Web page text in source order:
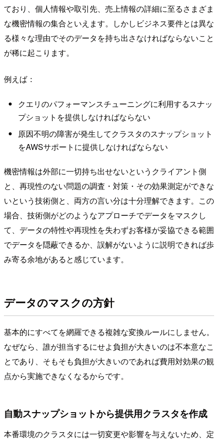
ており、個人情報や取引先、売上情報の詳細に至るさまざま
な機密情報の集合といえます。しかしビジネス要件とは異な
る様々な理由でそのデータを持ち出さなければならないこと
が稀に起こります。
例えば：
クエリのパフォーマンスチューニングに利用するスナッ
プショットを提供しなければならない
原因不明の障害が発生してクラスタのスナップショット
をAWSサポートに提供しなければならない
機密情報は外部に一切持ち出せないというクライアント側
と、再現性のない問題の調査・対策・その効果測定ができな
いという技術側と、両方の言い分は十分理解できます。この
場合、技術側がどのようなアプローチでデータをマスクし
て、データの特性や再現性を失わずお客様が妥協できる範囲
でデータを隠蔽できるか、誤解がないように説明できれば歩
み寄る余地があると感じています。
データのマスクの方針
基本的にすべてを網羅できる複雑な変換ルールにしません。
なぜなら、誰が担当するにせよ負担が大きいのは不本意なこ
とであり、そもそも負担が大きいのであれば費用対効果の観
点から実施できなくなるからです。
自動スナップショットから提供用クラスタを作成
本番環境のクラスタには一切変更や影響を与えないため、定